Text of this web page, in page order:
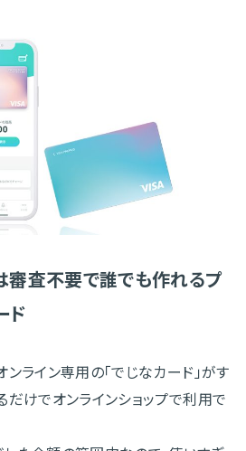
査不要で誰でも作れるプ
ド
ンライン専用の「でじなカード」がす
だけでオンラインショップで利用で